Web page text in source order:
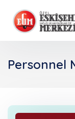
Personnel